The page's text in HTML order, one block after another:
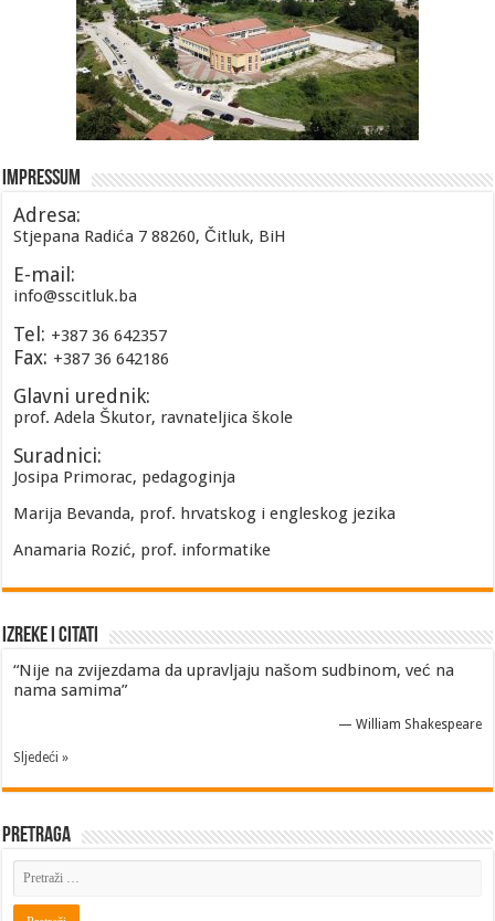
Impressum
Adresa:
Stjepana Radića 7 88260, Čitluk, BiH
E-mail:
info@sscitluk.ba
Tel: +387 36 642357
Fax: +387 36 642186
Glavni urednik:
prof. Adela Škutor, ravnateljica škole
Suradnici:
Josipa Primorac, pedagoginja
Marija Bevanda, prof. hrvatskog i engleskog jezika
Anamaria Rozić, prof. informatike
Izreke i Citati
“Nije na zvijezdama da upravljaju našom sudbinom, već na
nama samima”
— William Shakespeare
Sljedeći »
Pretraga